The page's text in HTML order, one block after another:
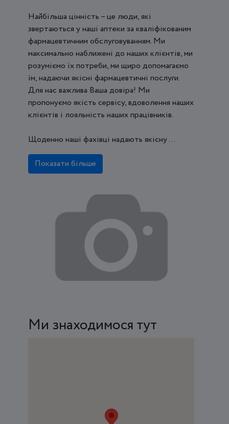
Найбільша цінність – це люди, які
звертаються у наші аптеки за кваліфікованим
фармацевтичним обслуговуванням. Ми
максимально наближені до наших клієнтів, ми
розуміємо їх потреби, ми щиро допомагаємо
їм, надаючи якісні фармацевтичні послуги.
Для нас важлива Ваша довіра! Ми
пропонуємо якість сервісу, вдоволення наших
клієнтів і лояльність наших працівників.
Щоденно наші фахівці надають якісну ...
Показати більше
Ми знаходимося тут